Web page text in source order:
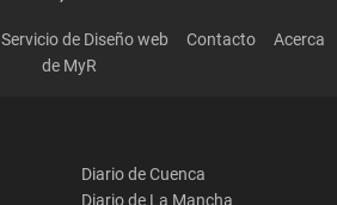
Servicio de Diseño web Contacto
Acerca
de MyR
Diario de Cuenca
Diario de La Mancha